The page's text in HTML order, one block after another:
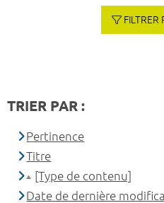
FILTRER
TRIER PAR :
Pertinence
Titre
[Type de contenu]
Date de dernière